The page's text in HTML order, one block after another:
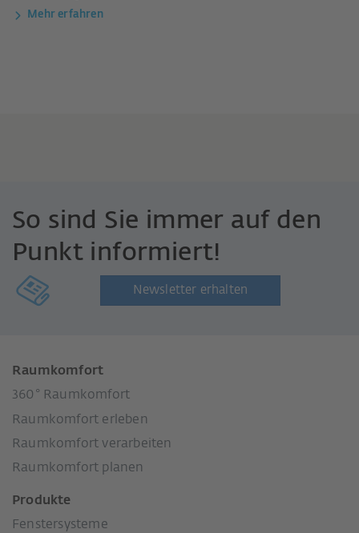
Mehr erfahren
So sind Sie immer auf den
Punkt informiert!
Newsletter erhalten
Raumkomfort
360° Raumkomfort
Raumkomfort erleben
Raumkomfort verarbeiten
Raumkomfort planen
Produkte
Fenstersysteme